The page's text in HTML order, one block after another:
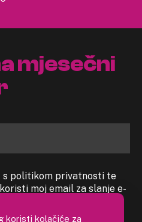
mjesečni
s politikom privatnosti te
moj email za slanje e-
koristi kolačiće za